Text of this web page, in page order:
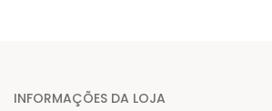
INFORMAÇÕES DA LOJA